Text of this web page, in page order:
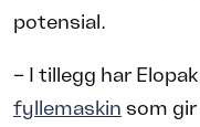
potensial.
– I tillegg har
fyllemaskin som